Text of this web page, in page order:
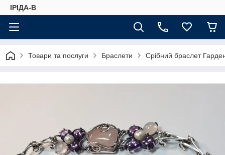
ІРІДА-В
Товари та послуги Браслети Срібний браслет